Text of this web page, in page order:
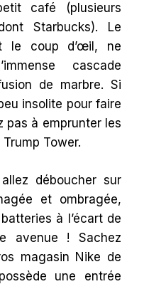
café (plusieurs
Starbucks). Le
le coup d’œil, ne
cascade
de marbre. Si
insolite pour faire
pas à emprunter les
Tower.
déboucher sur
et ombragée,
à l’écart de
avenue ! Sachez
magasin Nike de
une entrée